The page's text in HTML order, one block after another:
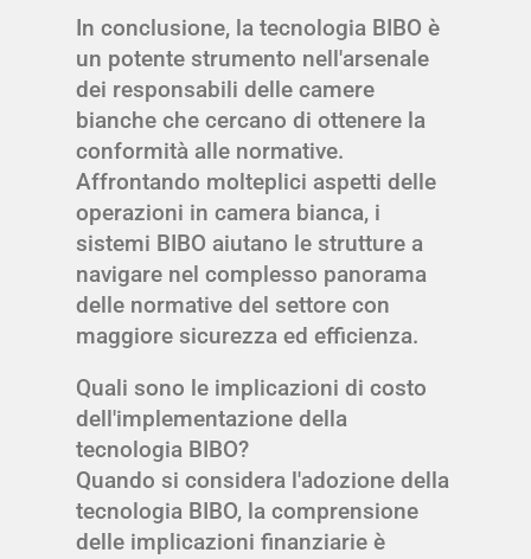
In conclusione, la tecnologia BIBO è
un potente strumento nell'arsenale
dei responsabili delle camere
bianche che cercano di ottenere la
conformità alle normative.
Affrontando molteplici aspetti delle
operazioni in camera bianca, i
sistemi BIBO aiutano le strutture a
navigare nel complesso panorama
delle normative del settore con
maggiore sicurezza ed efficienza.
Quali sono le implicazioni di costo
dell'implementazione della
tecnologia BIBO?
Quando si considera l'adozione della
tecnologia BIBO, la comprensione
delle implicazioni finanziarie è